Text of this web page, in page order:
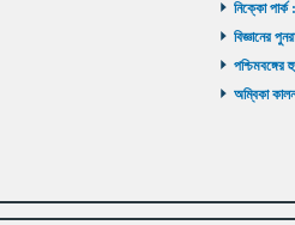
নিক্কো পার্ক
বিজ্ঞানের
পশ্চিমবঙ্গের
অম্বিকা